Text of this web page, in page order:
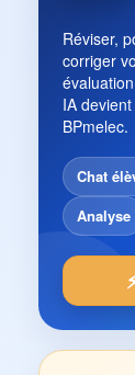
Réviser,
corriger
IA
BPmelec.
Chat
Analyse